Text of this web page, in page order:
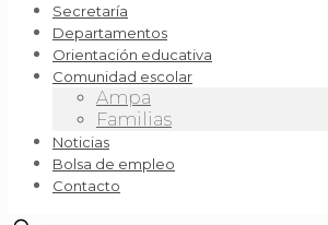
Secretaría
Departamentos
Orientación educativa
Comunidad escolar
Ampa
Familias
Noticias
Bolsa de empleo
Contacto